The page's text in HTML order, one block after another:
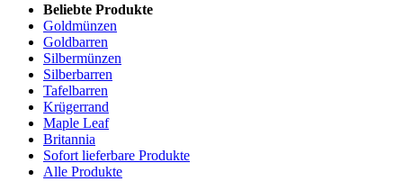
Beliebte Produkte
Goldmünzen
Goldbarren
Silbermünzen
Silberbarren
Tafelbarren
Krügerrand
Maple Leaf
Britannia
Sofort lieferbare Produkte
Alle Produkte